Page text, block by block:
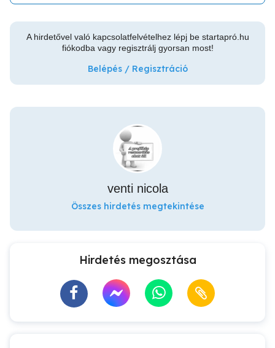
A hirdetővel való kapcsolatfelvételhez lépj be startapró.hu
fiókodba vagy regisztrálj gyorsan most!
Belépés / Regisztráció
venti nicola
Összes hirdetés megtekintése
Hirdetés megosztása